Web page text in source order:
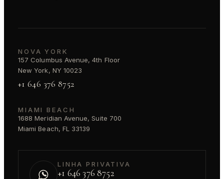
NOVA YORK
157 Columbus Avenue, 4th Floor
New York, NY 10023
+1 646 376 8752
MIAMI BEACH
1688 Meridian Avenue, Suite 700
Miami Beach, FL 33139
LINHA PRIVATIVA
+1 646 376 8752